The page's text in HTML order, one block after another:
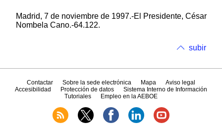
Madrid, 7 de noviembre de 1997.-El Presidente, César
Nombela Cano.-64.122.
subir
Contactar Sobre la sede electrónica Mapa
Aviso legal
Accesibilidad
Protección de datos
Sistema Interno de Información
Tutoriales
Empleo en la AEBOE